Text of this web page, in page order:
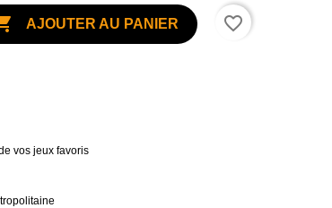
AJOUTER AU PANIER favorite_border
vos jeux favoris